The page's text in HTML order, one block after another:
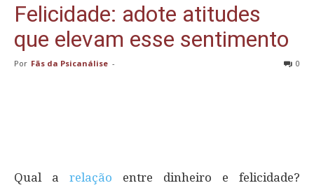
Felicidade: adote atitudes
que elevam esse sentimento
Por Fãs da Psicanálise - 0
Qual a relação entre dinheiro e felicidade?